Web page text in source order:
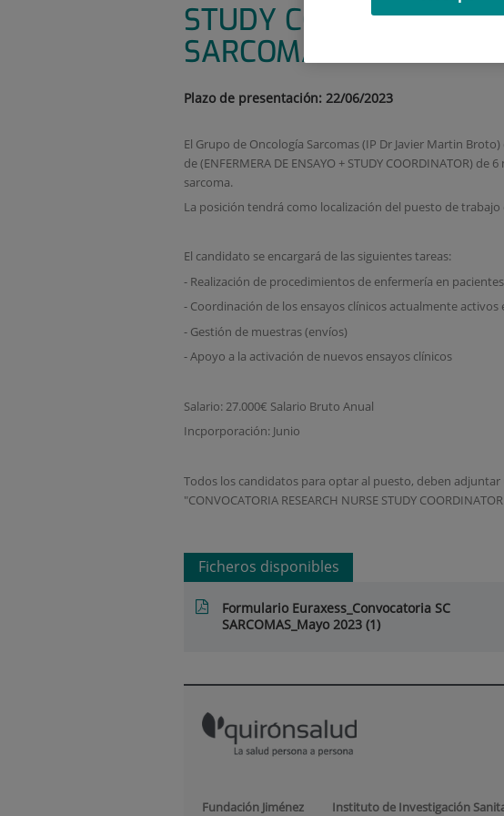
STUDY COORDINATOR
SARCOMAS
Plazo de presentación: 22/06/2023
El Grupo de Oncología Sarcomas (IP Dr Javier Martin
de (ENFERMERA DE ENSAYO + STUDY COORDINATOR)
sarcoma.
La posición tendrá como localización del puesto de
El candidato se encargará de las siguientes tareas:
- Realización de procedimientos de enfermería en
- Coordinación de los ensayos clínicos actualmente
- Gestión de muestras (envíos)
- Apoyo a la activación de nuevos ensayos clínicos
Salario: 27.000€ Salario Bruto Anual
Incporporación: Junio
Todos los candidatos para optar al puesto, deben adjuntar
"CONVOCATORIA RESEARCH NURSE STUDY
Ficheros disponibles
Formulario Euraxess_Convocatoria SC
SARCOMAS_Mayo 2023 (1)
Fundación Jiménez Instituto de Investigación